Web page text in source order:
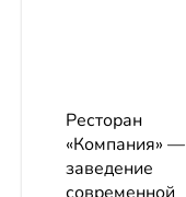
Ресторан
«Компания» —
заведение